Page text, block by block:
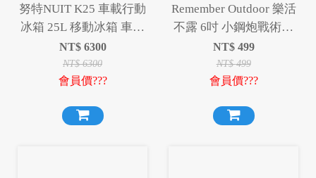
努特NUIT K25 車載行動
冰箱 25L 移動冰箱 車用
冰箱 25升 25公升 冷凍冰
箱 露營冰箱
NT$ 6300
NT$6300
會員價???
Remember Outdoor 樂活
不露 6吋 小鋼炮戰術風
扇 IF-601 S/G 吊掛扇 桌
扇 循環扇 風扇 露營
NT$ 499
NT$499
會員價???